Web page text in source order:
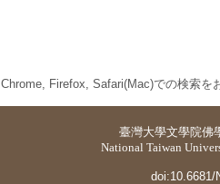
Chrome, Firefox, Safari(Mac)での検索を
臺灣大學文學院佛
National Taiwan
doi:10.6681/